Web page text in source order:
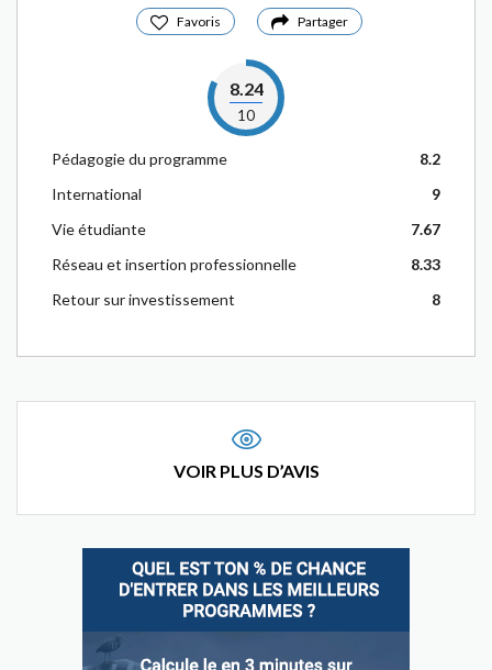
Favoris Partager
8.24
10
Pédagogie du programme
8.2
International
9
Vie étudiante
7.67
Réseau et insertion professionnelle
8.33
Retour sur investissement
8
VOIR PLUS D’AVIS